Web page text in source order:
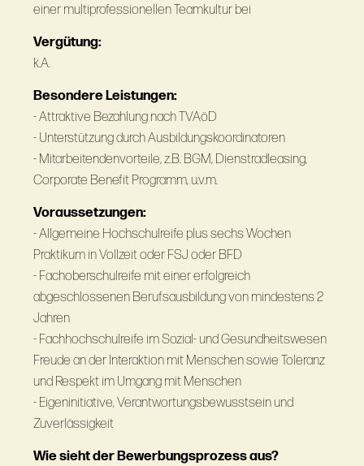
einer multiprofessionellen Teamkultur bei
Vergütung:
k.A.
Besondere Leistungen:
- Attraktive Bezahlung nach TVAöD
- Unterstützung durch Ausbildungskoordinatoren
- Mitarbeitendenvorteile, z.B. BGM, Dienstradleasing,
Corporate Benefit Programm, u.v.m.
Voraussetzungen:
- Allgemeine Hochschulreife plus sechs Wochen
Praktikum in Vollzeit oder FSJ oder BFD
- Fachoberschulreife mit einer erfolgreich
abgeschlossenen Berufsausbildung von mindestens 2
Jahren
- Fachhochschulreife im Sozial- und Gesundheitswesen
Freude an der Interaktion mit Menschen sowie Toleranz
und Respekt im Umgang mit Menschen
- Eigeninitiative, Verantwortungsbewusstsein und
Zuverlässigkeit
Wie sieht der Bewerbungsprozess aus?